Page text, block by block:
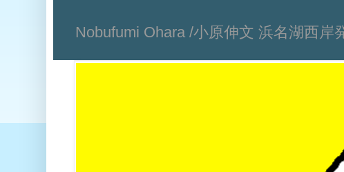
Nobufumi Ohara /小原伸文 浜名湖西